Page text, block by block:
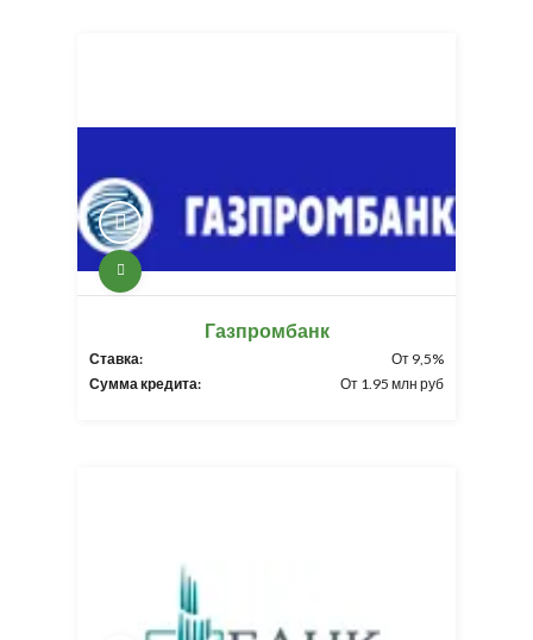
Газпромбанк
Ставка:
От 9,5%
Сумма кредита:
От 1.95 млн руб